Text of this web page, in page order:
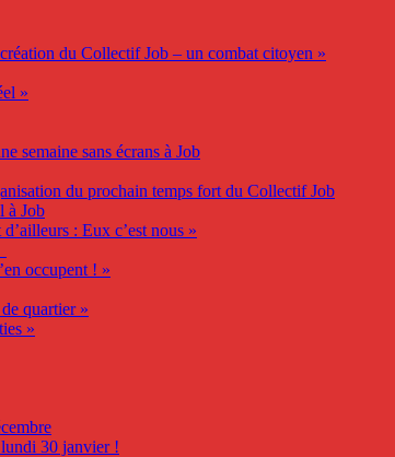
du Collectif Job – un combat citoyen »
»
semaine sans écrans à Job
du prochain temps fort du Collectif Job
à Job
: Eux c’est nous »
occupent ! »
quartier »
»
lundi 30 janvier !